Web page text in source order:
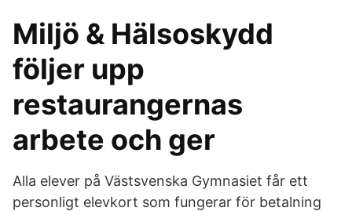
Miljö & Hälsoskydd
följer upp
restaurangernas
arbete och ger
Alla elever på Västsvenska Gymnasiet får ett
personligt elevkort som fungerar för betalning